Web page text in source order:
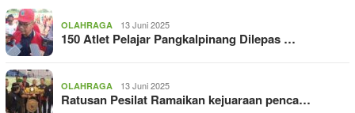
OLAHRAGA 13 Juni 2025
150 Atlet Pelajar Pangkalpinang Dilepas …
OLAHRAGA 13 Juni 2025
Ratusan Pesilat Ramaikan kejuaraan penca…